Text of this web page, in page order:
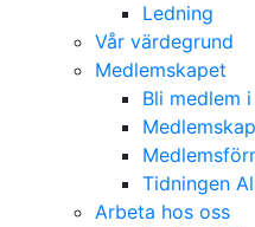
Ledning
Vår värdegrund
Medlemskapet
Bli medlem
Tidningen
Arbeta hos oss